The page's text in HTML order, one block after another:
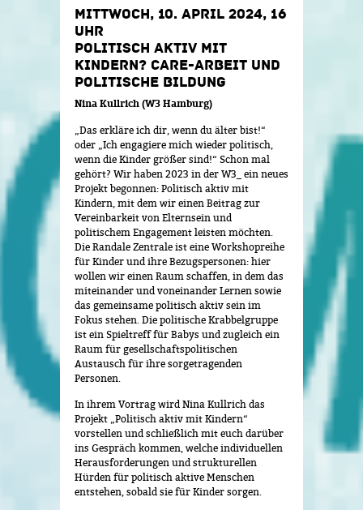
MITTWOCH, 10. APRIL 2024, 16
UHR
POLITISCH AKTIV MIT
KINDERN? CARE-ARBEIT UND
POLITISCHE BILDUNG
Nina Kullrich (W3 Hamburg)
„Das erkläre ich dir, wenn du älter bist!“
oder „Ich engagiere mich wieder politisch,
wenn die Kinder größer sind!“ Schon mal
gehört? Wir haben 2023 in der W3_ ein neues
Projekt begonnen: Politisch aktiv mit
Kindern, mit dem wir einen Beitrag zur
Vereinbarkeit von Elternsein und
politischem Engagement leisten möchten.
Die Randale Zentrale ist eine Workshopreihe
für Kinder und ihre Bezugspersonen: hier
wollen wir einen Raum schaffen, in dem das
miteinander und voneinander Lernen sowie
das gemeinsame politisch aktiv sein im
Fokus stehen. Die politische Krabbelgruppe
ist ein Spieltreff für Babys und zugleich ein
Raum für gesellschaftspolitischen
Austausch für ihre sorgetragenden
Personen.
In ihrem Vortrag wird Nina Kullrich das
Projekt „Politisch aktiv mit Kindern“
vorstellen und schließlich mit euch darüber
ins Gespräch kommen, welche individuellen
Herausforderungen und strukturellen
Hürden für politisch aktive Menschen
entstehen, sobald sie für Kinder sorgen.